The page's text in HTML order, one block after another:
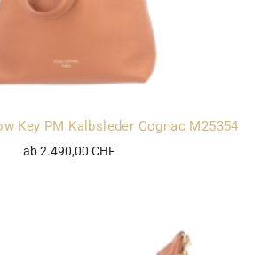
Key PM Kalbsleder Cognac M25354
ab 2.490,00 CHF